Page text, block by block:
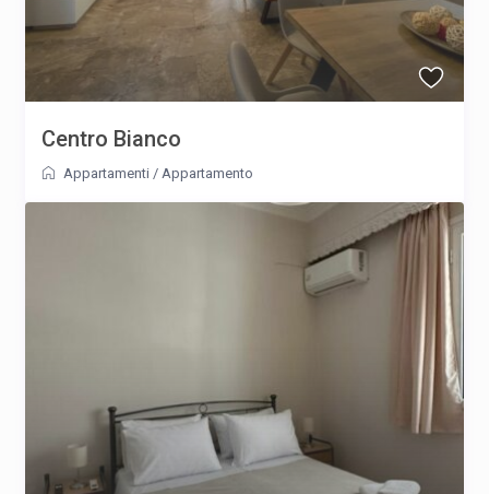
Centro Bianco
Appartamenti /Appartamento